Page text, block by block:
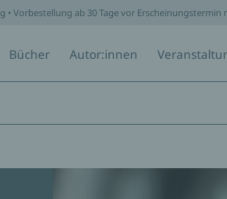
• Vorbestellung ab 30 Tage vor
Bücher Autor:innen